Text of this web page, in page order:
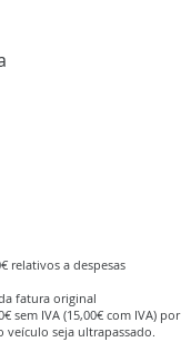
relativos a despesas
fatura original
sem IVA (15,00€ com IVA) por
veículo seja ultrapassado.